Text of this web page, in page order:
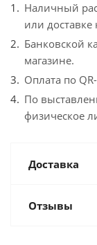
Наличный
или доставке
Банковской
магазине.
Оплата по
По
физическое
Доставка
Отзывы